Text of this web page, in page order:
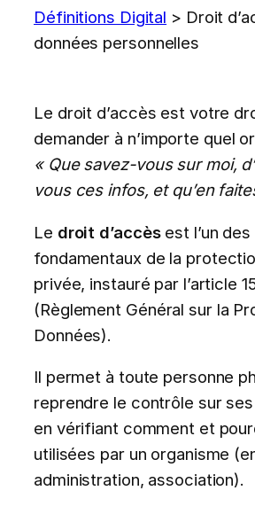
Définitions Digital > Droit
données personnelles
Le droit d’accès est votre
demander à n’importe quel
« Que savez-vous sur moi,
vous ces infos, et qu’en
Le droit d’accèsest l’un des
fondamentaux de la
privée, instauré par l’article
(Règlement Général sur la
Données).
Il permet à toute personne
reprendre le contrôle sur
en vérifiant comment et
utilisées par un organisme
administration, association).